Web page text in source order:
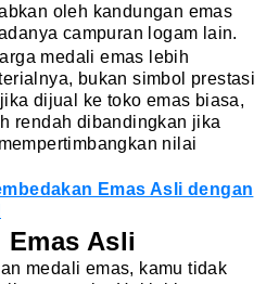
oleh kandungan emas
campuran logam lain.
medali emas lebih
bukan simbol prestasi
dijual ke toko emas biasa,
rendah dibandingkan jika
nilai
Emas Asli dengan
Asli
medali emas, kamu tidak